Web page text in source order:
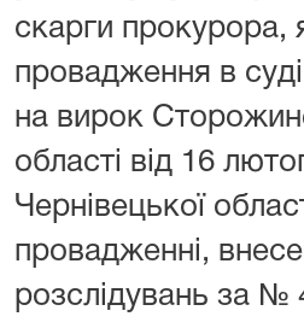
скарги прокурора,
провадження в
на вирок
області від 16
Чернівецької
провадженні,
розслідувань за №